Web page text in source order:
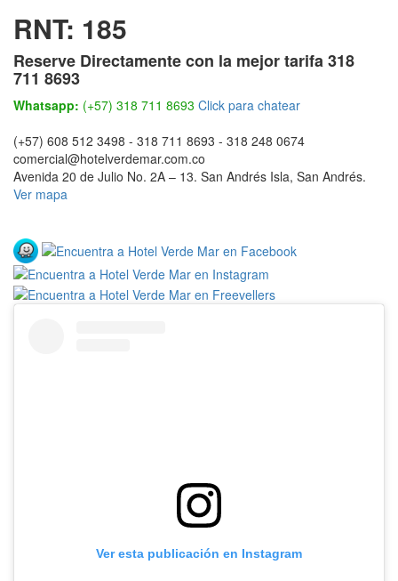
RNT: 185
Reserve Directamente con la mejor tarifa 318
711 8693
Whatsapp: (+57) 318 711 8693 Click para chatear
(+57) 608 512 3498 - 318 711 8693 - 318 248 0674
comercial@hotelverdemar.com.co
Avenida 20 de Julio No. 2A – 13. San Andrés Isla, San Andrés.
Ver mapa
Ver esta publicación en Instagram